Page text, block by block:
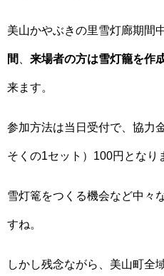
美山かやぶきの里雪灯廊期間
間 来場者の方は雪灯籠を作
来ます。
参加方法は当日受付で、協力
そくの1セット）100円となり
雪灯篭をつくる機会など中々
すね。
しかし残念ながら、美山町全